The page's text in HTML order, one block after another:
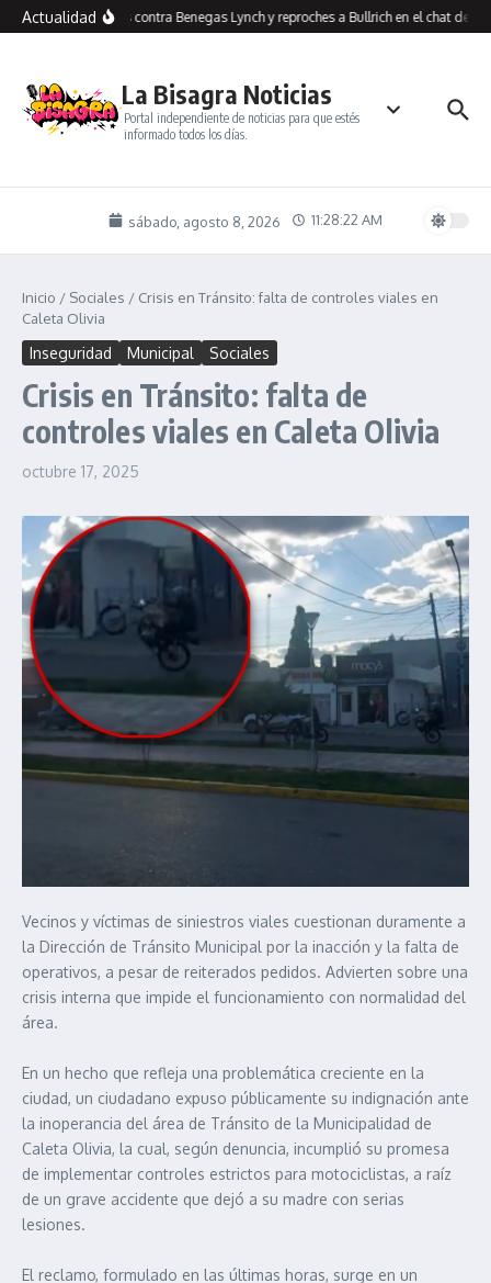
Saltar al contenido
ActualidadInsultos contra Benegas Lynch y reproches a Bullrich en el chat de
La Bisagra Noticias
Portal independiente de noticias para que estés
informado todos los días.
sábado, agosto 8, 2026 11:28:23 AM
Inicio / Sociales / Crisis en Tránsito: falta de controles viales en
Caleta Olivia
Inseguridad Municipal Sociales
Crisis en Tránsito: falta de
controles viales en Caleta Olivia
octubre 17, 2025
Vecinos y víctimas de siniestros viales cuestionan duramente a
la Dirección de Tránsito Municipal por la inacción y la falta de
operativos, a pesar de reiterados pedidos. Advierten sobre una
crisis interna que impide el funcionamiento con normalidad del
área.
En un hecho que refleja una problemática creciente en la
ciudad, un ciudadano expuso públicamente su indignación ante
la inoperancia del área de Tránsito de la Municipalidad de
Caleta Olivia, la cual, según denuncia, incumplió su promesa
de implementar controles estrictos para motociclistas, a raíz
de un grave accidente que dejó a su madre con serias
lesiones.
El reclamo, formulado en las últimas horas, surge en un